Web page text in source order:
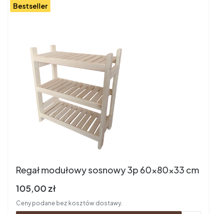
Bestseller
Regał modułowy sosnowy 3p 60x80x33 cm
Cena brutto
105,00 zł
Ceny podane bez kosztów dostawy.